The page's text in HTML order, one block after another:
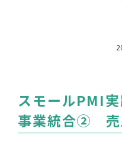
スモールPMI
事業統合② 売